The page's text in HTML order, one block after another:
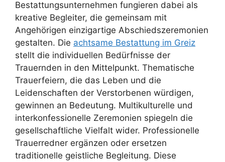
Bestattungsunternehmen fungieren dabei als
kreative Begleiter, die gemeinsam mit
Angehörigen einzigartige Abschiedszeremonien
gestalten. Die achtsame Bestattung im Greiz
stellt die individuellen Bedürfnisse der
Trauernden in den Mittelpunkt. Thematische
Trauerfeiern, die das Leben und die
Leidenschaften der Verstorbenen würdigen,
gewinnen an Bedeutung. Multikulturelle und
interkonfessionelle Zeremonien spiegeln die
gesellschaftliche Vielfalt wider. Professionelle
Trauerredner ergänzen oder ersetzen
traditionelle geistliche Begleitung. Diese